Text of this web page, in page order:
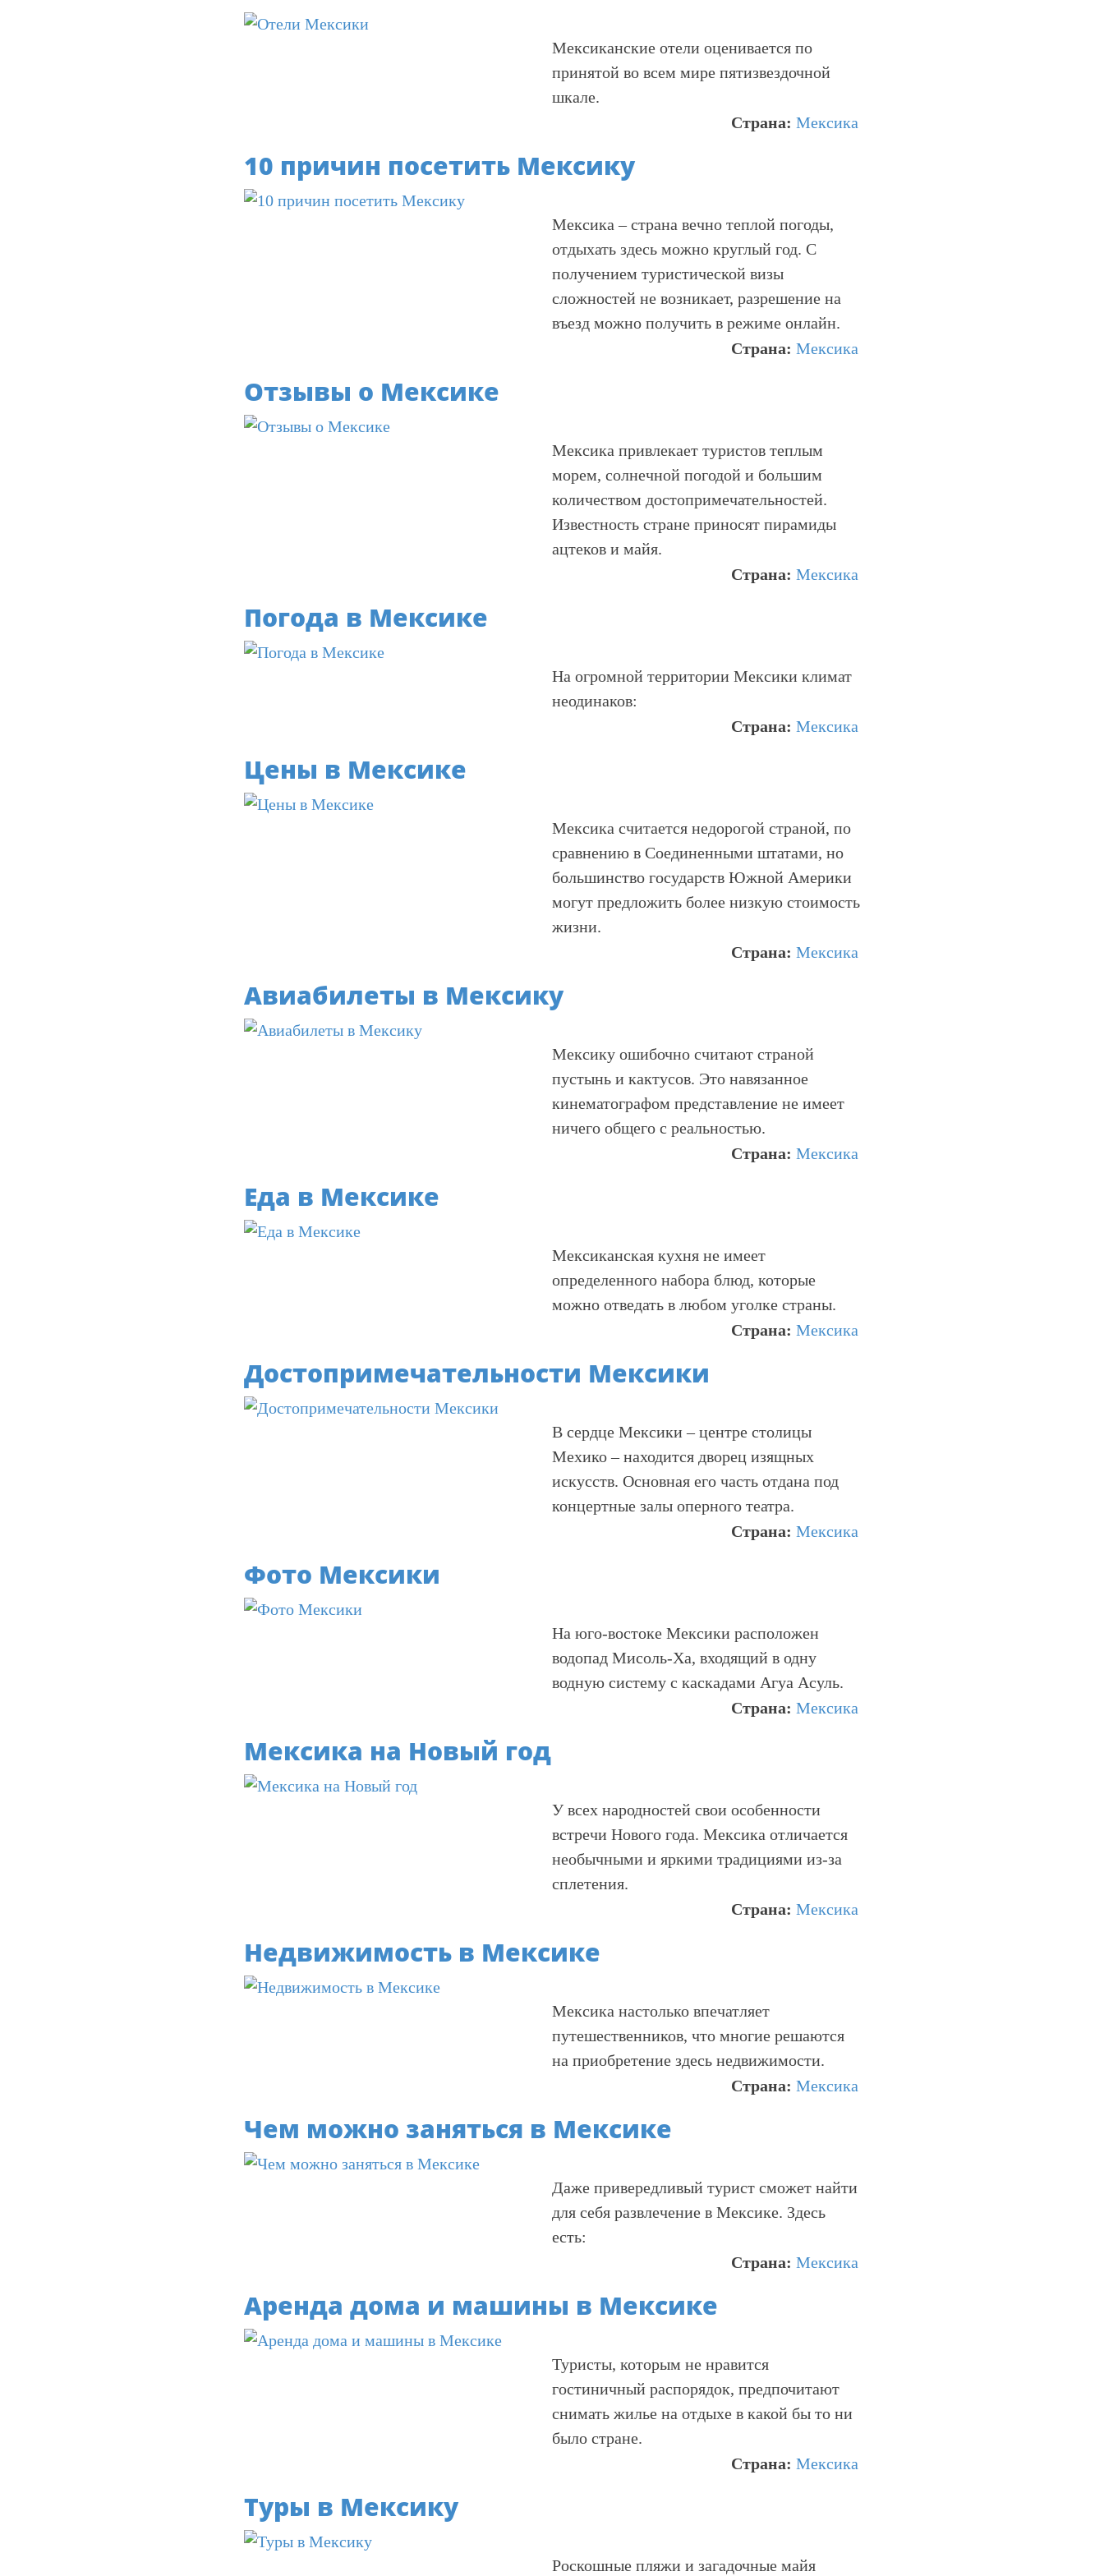
Мексиканские отели оценивается по
принятой во всем мире пятизвездочной
шкале.
Страна: Мексика
10 причин посетить Мексику
Мексика – страна вечно теплой погоды,
отдыхать здесь можно круглый год. С
получением туристической визы
сложностей не возникает, разрешение на
въезд можно получить в режиме онлайн.
Страна: Мексика
Отзывы о Мексике
Мексика привлекает туристов теплым
морем, солнечной погодой и большим
количеством достопримечательностей.
Известность стране приносят пирамиды
ацтеков и майя.
Страна: Мексика
Погода в Мексике
На огромной территории Мексики климат
неодинаков:
Страна: Мексика
Цены в Мексике
Мексика считается недорогой страной, по
сравнению в Соединенными штатами, но
большинство государств Южной Америки
могут предложить более низкую стоимость
жизни.
Страна: Мексика
Авиабилеты в Мексику
Мексику ошибочно считают страной
пустынь и кактусов. Это навязанное
кинематографом представление не имеет
ничего общего с реальностью.
Страна: Мексика
Еда в Мексике
Мексиканская кухня не имеет
определенного набора блюд, которые
можно отведать в любом уголке страны.
Страна: Мексика
Достопримечательности Мексики
В сердце Мексики – центре столицы
Мехико – находится дворец изящных
искусств. Основная его часть отдана под
концертные залы оперного театра.
Страна: Мексика
Фото Мексики
На юго-востоке Мексики расположен
водопад Мисоль-Ха, входящий в одну
водную систему с каскадами Агуа Асуль.
Страна: Мексика
Мексика на Новый год
У всех народностей свои особенности
встречи Нового года. Мексика отличается
необычными и яркими традициями из-за
сплетения.
Страна: Мексика
Недвижимость в Мексике
Мексика настолько впечатляет
путешественников, что многие решаются
на приобретение здесь недвижимости.
Страна: Мексика
Чем можно заняться в Мексике
Даже привередливый турист сможет найти
для себя развлечение в Мексике. Здесь
есть:
Страна: Мексика
Аренда дома и машины в Мексике
Туристы, которым не нравится
гостиничный распорядок, предпочитают
снимать жилье на отдыхе в какой бы то ни
было стране.
Страна: Мексика
Туры в Мексику
Роскошные пляжи и загадочные майя